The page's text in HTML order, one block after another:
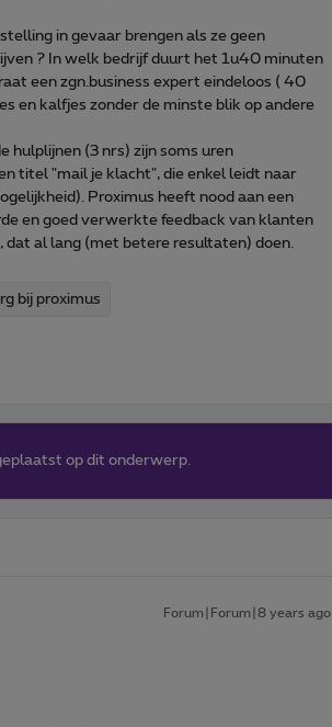
in gevaar brengen als ze geen
? In welk bedrijf duurt het 1u40 minuten
een zgn.business expert eindeloos ( 40
en kalfjes zonder de minste blik op andere
hulplijnen (3 nrs) zijn soms uren
titel "mail je klacht", die enkel leidt naar
Proximus heeft nood aan een
en goed verwerkte feedback van klanten
dat al lang (met betere resultaten) doen.
bij proximus
op dit onderwerp.
Forum|Forum|8 years ago